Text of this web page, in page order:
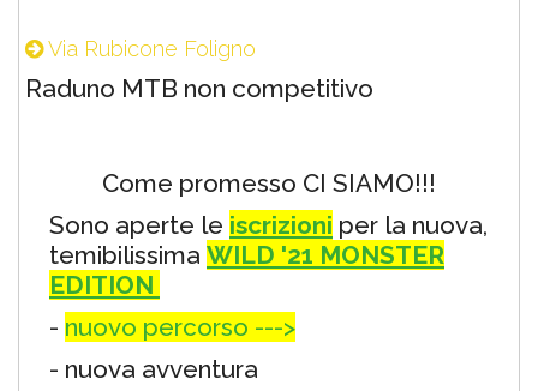
Via Rubicone Foligno
Raduno MTB non competitivo
Come promesso CI SIAMO!!!
Sono aperte le iscrizioni per la nuova,
temibilissima WILD '21 MONSTER
EDITION
- nuovo percorso --->
- nuova avventura